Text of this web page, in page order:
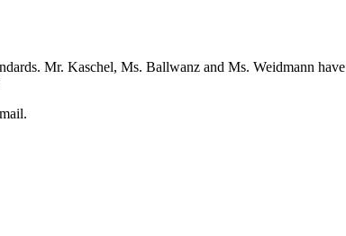
Mr. Kaschel, Ms. Ballwanz and Ms. Weidmann